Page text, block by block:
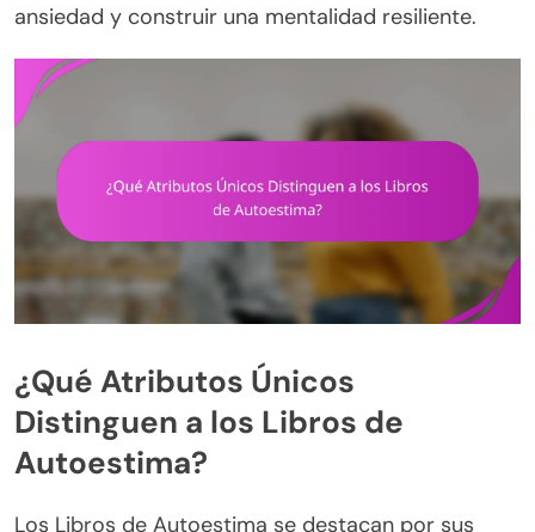
ansiedad y construir una mentalidad resiliente.
¿Qué Atributos Únicos
Distinguen a los Libros de
Autoestima?
Los Libros de Autoestima se destacan por sus